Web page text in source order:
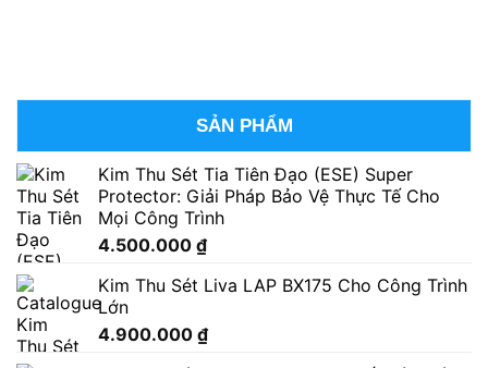
SẢN PHẨM
Kim Thu Sét Tia Tiên Đạo (ESE) Super
Protector: Giải Pháp Bảo Vệ Thực Tế Cho
Mọi Công Trình
4.500.000 ₫
Kim Thu Sét Liva LAP BX175 Cho Công Trình
Lớn
4.900.000 ₫